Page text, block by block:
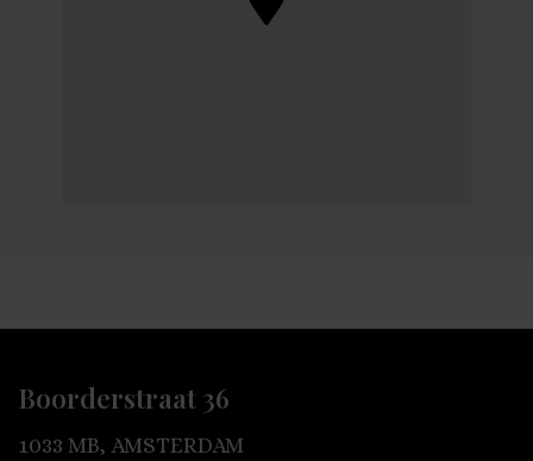
Boorderstraat 36
1033 MB, AMSTERDAM